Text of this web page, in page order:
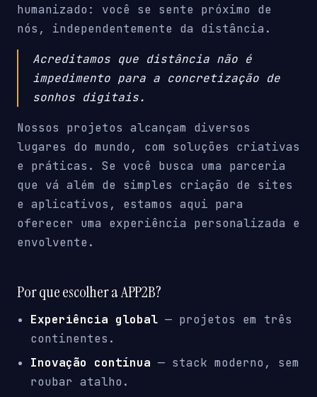
humanizado: você se sente próximo de
nós, independentemente da distância.
Acreditamos que distância não é
impedimento para a concretização de
sonhos digitais.
Nossos projetos alcançam diversos
lugares do mundo, com soluções criativas
e práticas. Se você busca uma parceria
que vá além de simples criação de sites
e aplicativos, estamos aqui para
oferecer uma experiência personalizada e
envolvente.
Por que escolher a APP2B?
Experiência global — projetos em três
continentes.
Inovação contínua — stack moderno, sem
roubar atalho.